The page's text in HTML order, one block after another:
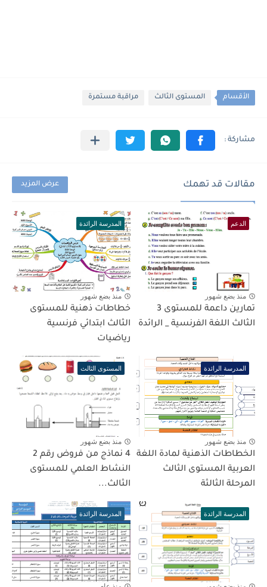
الأقسام المستوى الثالث مراقبة مستمرة
مقالات قد تهمك عرض المزيد
الدعم
منذ بضع شهور
تمارين داعمة للمستوى 3
الثالث اللغة الفرنسية _ الرائدة
المدرسة الرائدة
منذ بضع شهور
خطاطات ذهنية للمستوى
الثالث ابتدائي فرنسية
رياضيات
المدرسة الرائدة
منذ بضع شهور
الخطاطات الذهنية لمادة اللغة
العربية المستوى الثالث
المرحلة الثالثة
المستوى الثالث
منذ بضع شهور
4 نماذج من فروض رقم 2
النشاط العلمي للمستوى
الثالث...
المدرسة الرائدة المدرسة الرائدة